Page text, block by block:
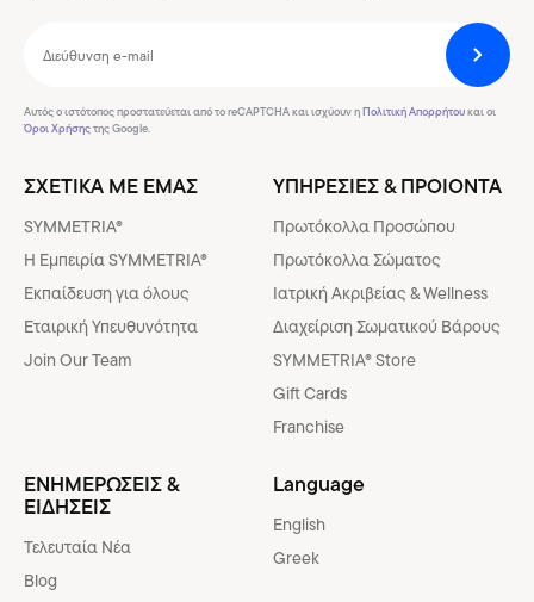
Αυτός ο ιστότοπος προστατεύεται από το reCAPTCHA και ισχύουν ηΠολιτική Απορρήτουκαι οι
Όροι Χρήσηςτης Google.
ΣΧΕΤΙΚΑ ΜΕ ΕΜΑΣ
SYMMETRIA®
H Εμπειρία SYMMETRIA®
Εκπαίδευση για όλους
Εταιρική Υπευθυνότητα
Join Our Team
ΥΠΗΡΕΣΙΕΣ & ΠΡΟΙΟΝΤΑ
Πρωτόκολλα Προσώπου
Πρωτόκολλα Σώματος
Ιατρική Ακριβείας & Wellness
Διαχείριση Σωματικού Βάρους
SYMMETRIA® Store
Gift Cards
Franchise
ΕΝΗΜΕΡΩΣΕΙΣ &
ΕΙΔΗΣΕΙΣ
Τελευταία Νέα
Blog
Language
English
Greek